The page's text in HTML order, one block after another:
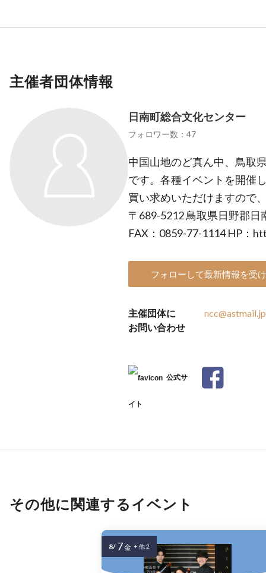
主催者団体情報
日南町総合文化センター
フォロワー数：47
中国山地のど真ん中、鳥取
です。各種イベントを開催
買い求めいただけますので
〒689-5212 鳥取県日野郡
FAX：0859-77-1114 HP：
フォローして最新情報を受
主催団体に
お問い合わせ
ncc@astmail.jp
公式サ
イト
その他に関連するイベント
8/ 7金 + 他 2